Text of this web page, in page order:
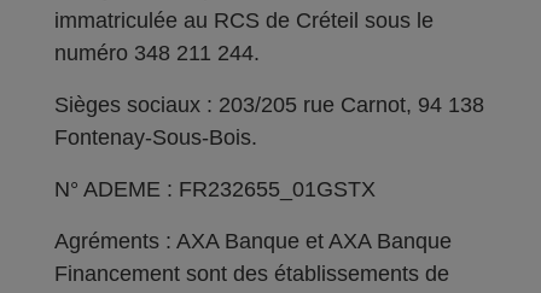
immatriculée au RCS de Créteil sous le
numéro 348 211 244.
Sièges sociaux : 203/205 rue Carnot, 94 138
Fontenay-Sous-Bois.
N° ADEME : FR232655_01GSTX
Agréments : AXA Banque et AXA Banque
Financement sont des établissements de